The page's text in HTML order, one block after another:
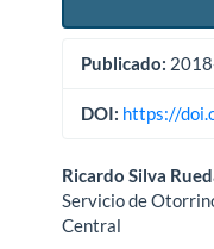
Publicado:
DOI: https://
principal
Ricardo Silva
Servicio de
Central